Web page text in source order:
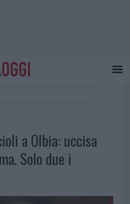
a Olbia: uccisa
Solo due i